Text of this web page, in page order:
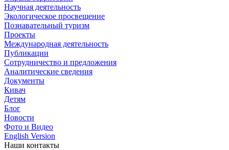
Научная деятельность
Экологическое просвещение
Познавательный туризм
Проекты
Международная деятельность
Публикации
Сотрудничество и предложения
Аналитические сведения
Документы
Кивач
Детям
Блог
Новости
Фото и Видео
English Version
Наши контакты